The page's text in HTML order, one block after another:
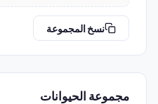
نسخ المجموعة
مجموعة الحيوانات